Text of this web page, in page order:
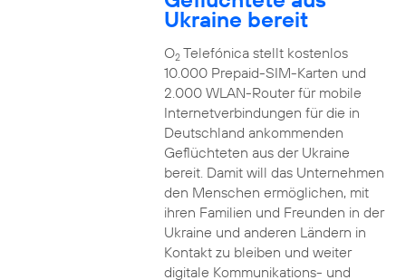
Ukraine bereit
O2Telefónica stellt kostenlos
10.000 Prepaid-SIM-Karten und
2.000 WLAN-Router für mobile
Internetverbindungen für die in
Deutschland ankommenden
Geflüchteten aus der Ukraine
bereit. Damit will das Unternehmen
den Menschen ermöglichen, mit
ihren Familien und Freunden in der
Ukraine und anderen Ländern in
Kontakt zu bleiben und weiter
digitale Kommunikations- und